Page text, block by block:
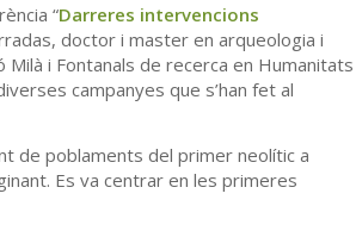
“Darreres intervencions
doctor i master en arqueologia i
i Fontanals de recerca en Humanitats
campanyes que s’han fet al
de poblaments del primer neolític a
Es va centrar en les primeres